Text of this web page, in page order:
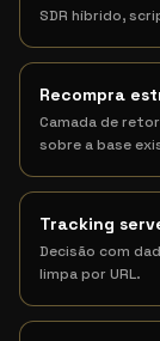
SDR híbrido,
Recompra
Camada de
sobre a base
Tracking
Decisão com
limpa por URL.